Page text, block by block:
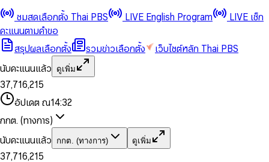
ชมสดเลือกตั้ง Thai PBS LIVE English Program
LIVE เช็ก
คะแนนตามคำขอ
สรุปผลเลือกตั้ง
รวมข่าวเลือกตั้ง
เว็บไซต์หลัก Thai PBS
นับคะแนนแล้ว
ดูเพิ่ม
0
1
2
3
4
5
6
8
9
0
1
2
3
4
5
6
7
8
9
,
0
1
2
4
6
7
8
9
0
1
2
3
4
5
6
7
0
1
3
5
6
7
8
9
,
1
2
4
5
7
8
0
1
3
4
6
7
0
2
3
4
5
7
8
อัปเดต ณ14:32
กกต. (ทางการ)
นับคะแนนแล้ว
กกต. (ทางการ) ดูเพิ่ม
0
1
2
3
0
1
2
4
5
6
7,
0
1
2
4
6
7
0
1
0
1
3
5
6,
1
2
0
1
0
2
3
4
5